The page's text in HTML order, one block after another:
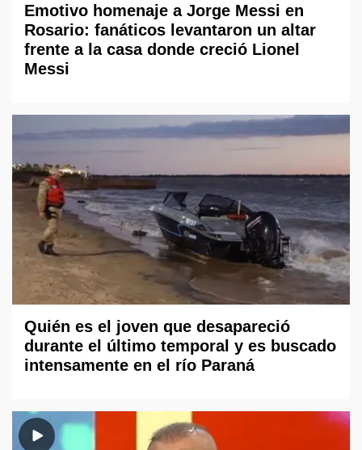
Emotivo homenaje a Jorge Messi en
Rosario: fanáticos levantaron un altar
frente a la casa donde creció Lionel
Messi
Quién es el joven que desapareció
durante el último temporal y es buscado
intensamente en el río Paraná